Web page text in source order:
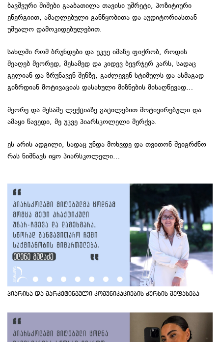
ბავშვური შიშები გააბათილა თავისი უშრეტი, პოზიტიური
ენერგიით, ამაღლებული განწყობითა და აუდიტორიასთან
უშუალო დამოკიდებულებით.
სახლში რომ ბრუნდები და უკვე იმაზე ფიქრობ, როდის
შეაღებ მეორედ, მესამედ და კიდევ ბევრჯერ კარს, სადაც
გელიან და ზრუნავენ შენზე, გაძლევენ სტიმულს და ასმაგად
გიზრდიან მოტივაციას დასახული მიზნების მისაღწევად…
მეორე და მესამე ლექციაზე გაცილებით მოტივირებული და
ამაყი წავედი, მე უკვე პიარსკოლელი მერქვა.
ეს არის ადგილი, სადაც უნდა მოხვდე და თვითონ შეიგრძნო
რას ნიშნავს იყო პიარსკოლელი…
პიარისა და მარკეტინგული კომუნიკაციების კურსის შეფასება